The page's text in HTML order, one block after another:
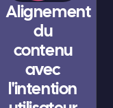
Alignement
du
contenu
avec
l'intention